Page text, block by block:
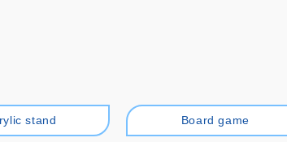
stand Board game